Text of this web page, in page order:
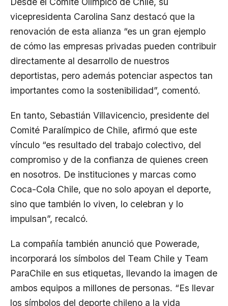
vicepresidenta Carolina Sanz destacó que la
renovación de esta alianza “es un gran ejemplo
de cómo las empresas privadas pueden contribuir
directamente al desarrollo de nuestros
deportistas, pero además potenciar aspectos tan
importantes como la sostenibilidad”, comentó.
En tanto, Sebastián Villavicencio, presidente del
Comité Paralímpico de Chile, afirmó que este
vínculo “es resultado del trabajo colectivo, del
compromiso y de la confianza de quienes creen
en nosotros. De instituciones y marcas como
Coca-Cola Chile, que no solo apoyan el deporte,
sino que también lo viven, lo celebran y lo
impulsan”, recalcó.
La compañía también anunció que Powerade,
incorporará los símbolos del Team Chile y Team
ParaChile en sus etiquetas, llevando la imagen de
ambos equipos a millones de personas. “Es llevar
los símbolos del deporte chileno a la vida